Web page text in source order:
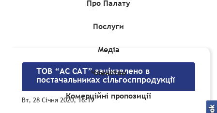
Про Палату
Послуги
Медіа
Членство
Комерційні пропозиції
Комерційні пропозиції»ТОВ "АС САТ" зацікавлено в
ТОВ “АС САТ” зацікавлено в
постачальниках сільгосппродукції
Вт, 28 Січня 2020, 16:19